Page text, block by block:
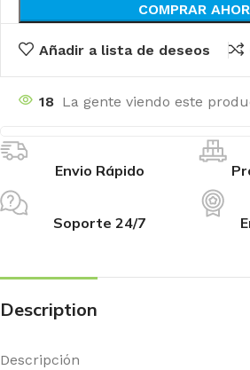
COMPRAR
Añadir a lista de deseos
18 La gente viendo este
Envio Rápido
Soporte 24/7
Description
Descripción